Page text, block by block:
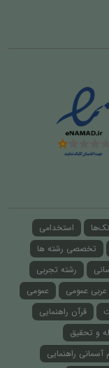
استخدامی
تخصصی رشته ها
رشته تجربی
عربی عمومی
عمومی
قرآن راهنمایی
و تحقیق
آسمانی راهنمایی